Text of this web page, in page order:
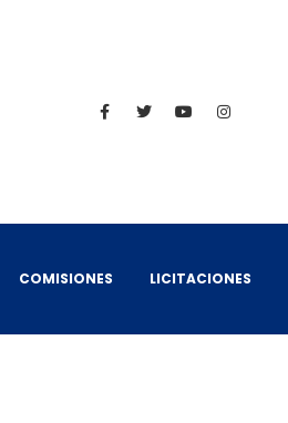
COMISIONES LICITACIONES